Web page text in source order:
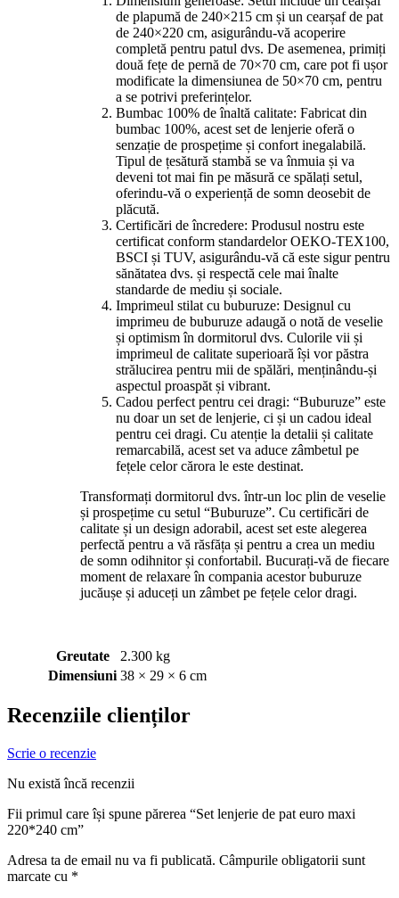
de plapumă de 240×215 cm și un cearșaf de pat
de 240×220 cm, asigurându-vă acoperire
completă pentru patul dvs. De asemenea, primiți
două fețe de pernă de 70×70 cm, care pot fi ușor
modificate la dimensiunea de 50×70 cm, pentru
a se potrivi preferințelor.
Bumbac 100% de înaltă calitate: Fabricat din
bumbac 100%, acest set de lenjerie oferă o
senzație de prospețime și confort inegalabilă.
Tipul de țesătură stambă se va înmuia și va
deveni tot mai fin pe măsură ce spălați setul,
oferindu-vă o experiență de somn deosebit de
plăcută.
Certificări de încredere: Produsul nostru este
certificat conform standardelor OEKO-TEX100,
BSCI și TUV, asigurându-vă că este sigur pentru
sănătatea dvs. și respectă cele mai înalte
standarde de mediu și sociale.
Imprimeul stilat cu buburuze: Designul cu
imprimeu de buburuze adaugă o notă de veselie
și optimism în dormitorul dvs. Culorile vii și
imprimeul de calitate superioară își vor păstra
strălucirea pentru mii de spălări, menținându-și
aspectul proaspăt și vibrant.
Cadou perfect pentru cei dragi: “Buburuze” este
nu doar un set de lenjerie, ci și un cadou ideal
pentru cei dragi. Cu atenție la detalii și calitate
remarcabilă, acest set va aduce zâmbetul pe
fețele celor cărora le este destinat.
Transformați dormitorul dvs. într-un loc plin de veselie
și prospețime cu setul “Buburuze”. Cu certificări de
calitate și un design adorabil, acest set este alegerea
perfectă pentru a vă răsfăța și pentru a crea un mediu
de somn odihnitor și confortabil. Bucurați-vă de fiecare
moment de relaxare în compania acestor buburuze
jucăușe și aduceți un zâmbet pe fețele celor dragi.
Greutate
2.300 kg
Dimensiuni 38 × 29 × 6 cm
Recenziile clienților
Scrie o recenzie
Nu există încă recenzii
Fii primul care își spune părerea “Set lenjerie de pat euro maxi
220*240 cm”
Adresa ta de email nu va fi publicată. Câmpurile obligatorii sunt
marcate cu *